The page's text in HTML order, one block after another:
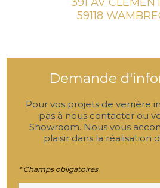
Demande
Pour vos projets de verrière
pas à nous contacter ou
Showroom. Nous vous
plaisir dans la réalisation
* Champs obligatoires
59118